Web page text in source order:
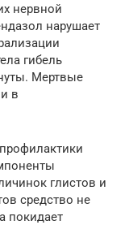
нервной
нарушает
гибель
Мертвые
в
глистов и
средство не
покидает